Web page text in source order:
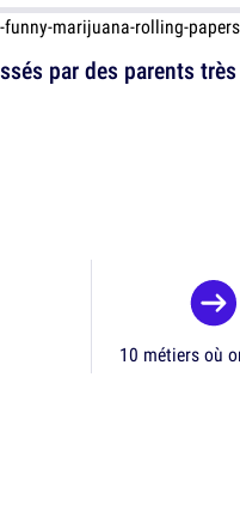
par des parents
10 métiers où